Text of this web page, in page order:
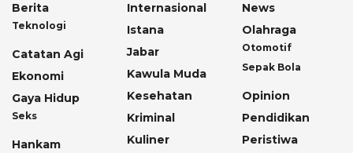
Berita
Teknologi
Catatan Agi
Ekonomi
Gaya Hidup
Seks
Hankam
Internasional
Istana
Jabar
Kawula Muda
Kesehatan
Kriminal
Kuliner
News
Olahraga
Otomotif
Sepak Bola
Opinion
Pendidikan
Peristiwa